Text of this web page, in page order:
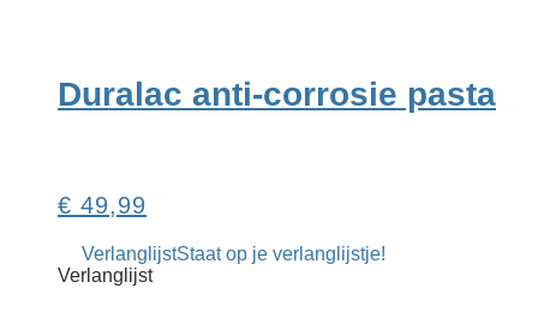
optie
kan
Duralac anti-corrosie pasta
€ 49,99
VerlanglijstStaat op je verlanglijstje!
Verlanglijst